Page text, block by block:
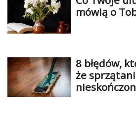
mówią o
8 błędów,
że